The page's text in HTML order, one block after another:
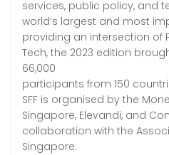
services, public policy, and
world’s largest and most
providing an intersection of
Tech, the 2023 edition
66,000
participants from 150
SFF is organised by the
Singapore, Elevandi, and
collaboration with the
Singapore.